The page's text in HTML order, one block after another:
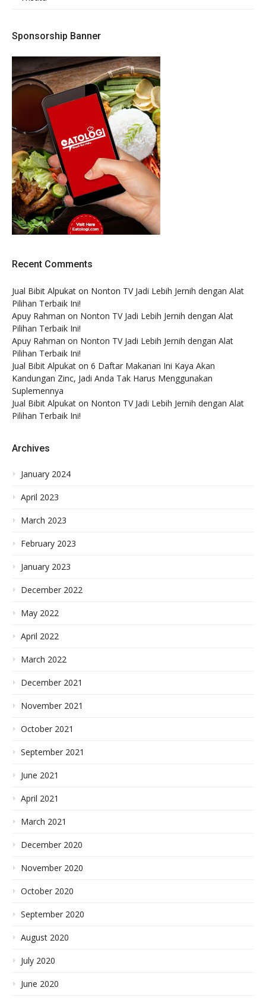
Sponsorship Banner
Recent Comments
Jual Bibit Alpukat on Nonton TV Jadi Lebih Jernih dengan Alat
Pilihan Terbaik Ini!
Apuy Rahman on Nonton TV Jadi Lebih Jernih dengan Alat
Pilihan Terbaik Ini!
Apuy Rahman on Nonton TV Jadi Lebih Jernih dengan Alat
Pilihan Terbaik Ini!
Jual Bibit Alpukat on 6 Daftar Makanan Ini Kaya Akan
Kandungan Zinc, Jadi Anda Tak Harus Menggunakan
Suplemennya
Jual Bibit Alpukat on Nonton TV Jadi Lebih Jernih dengan Alat
Pilihan Terbaik Ini!
Archives
January 2024
April 2023
March 2023
February 2023
January 2023
December 2022
May 2022
April 2022
March 2022
December 2021
November 2021
October 2021
September 2021
June 2021
April 2021
March 2021
December 2020
November 2020
October 2020
September 2020
August 2020
July 2020
June 2020